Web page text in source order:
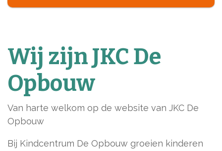
Wij zijn JKC De
Opbouw
Van harte welkom op de website van JKC De
Opbouw
Bij Kindcentrum De Opbouw groeien kinderen